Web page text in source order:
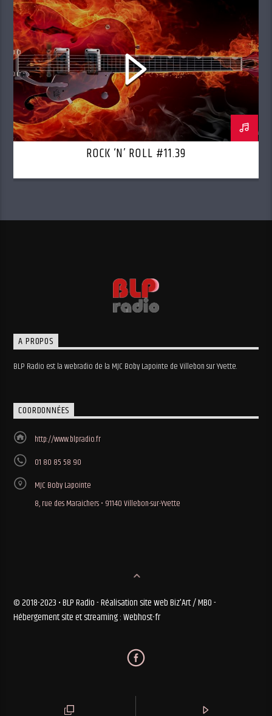
ROCK ‘N’ ROLL #11.39
A PROPOS
BLP Radio est la webradio de la MJC Boby Lapointe de Villebon sur Yvette.
COORDONNÉES
http://www.blpradio.fr
01 80 85 58 90
MJC Boby Lapointe
8, rue des Maraichers • 91140 Villebon-sur-Yvette
© 2018-2023 • BLP Radio - Réalisation site web Biz'Art / MBO -
Hébergement site et streaming : Webhost-fr